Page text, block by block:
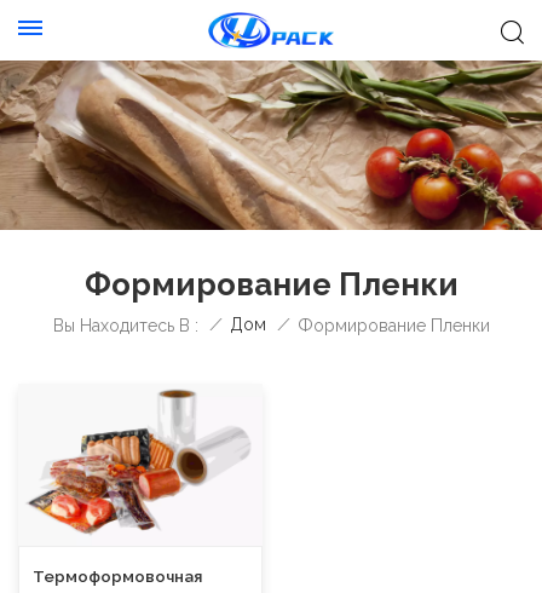
Формирование Пленки
Вы Находитесь В : / Дом / Формирование Пленки
Термоформовочная